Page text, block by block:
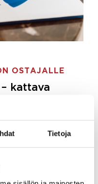
Tietoja
OSTAJALLE
– kattava
ja etsimme juuri